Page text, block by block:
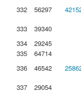
332
56297
333
39340
334
29245
335
64714
336
46542
337
29054